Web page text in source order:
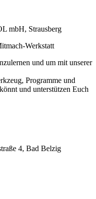
mbH, Strausberg
Werkstatt
und um mit unserer
Programme und
und unterstützen Euch
4, Bad Belzig